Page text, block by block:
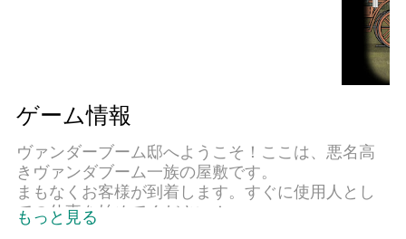
ゲーム情報
ヴァンダーブーム邸へようこそ！ここは、悪名高
きヴァンダブーム一族の屋敷です。
まもなくお客様が到着します。すぐに使用人とし
ての仕事を始めてください！
もっと見る